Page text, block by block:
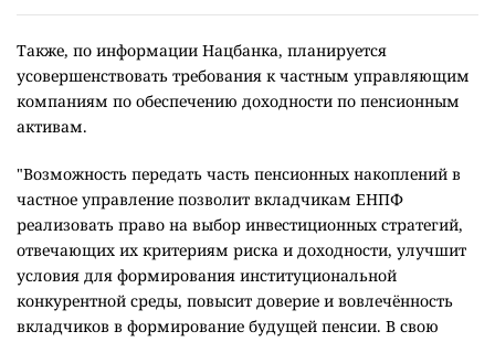
Также, по информации Нацбанка, планируется
усовершенствовать требования к частным управляющим
компаниям по обеспечению доходности по пенсионным
активам.
"Возможность передать часть пенсионных накоплений в
частное управление позволит вкладчикам ЕНПФ
реализовать право на выбор инвестиционных стратегий,
отвечающих их критериям риска и доходности, улучшит
условия для формирования институциональной
конкурентной среды, повысит доверие и вовлечённость
вкладчиков в формирование будущей пенсии. В свою